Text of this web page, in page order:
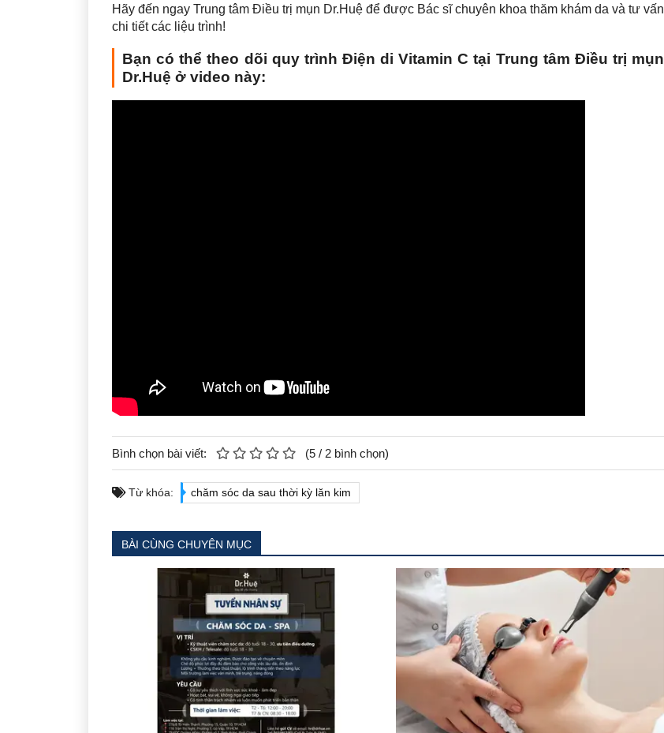
Hãy đến ngay Trung tâm Điều trị mụn Dr.Huệ để được Bác sĩ chuyên khoa thăm khám da và tư vấn
chi tiết các liệu trình!
Bạn có thể theo dõi quy trình Điện di Vitamin C tại Trung tâm Điều trị mụn
Dr.Huệ ở video này:
Bình chọn bài viết: (5 / 2 bình chọn)
Từ khóa: chăm sóc da sau thời kỳ lăn kim
BÀI CÙNG CHUYÊN MỤC